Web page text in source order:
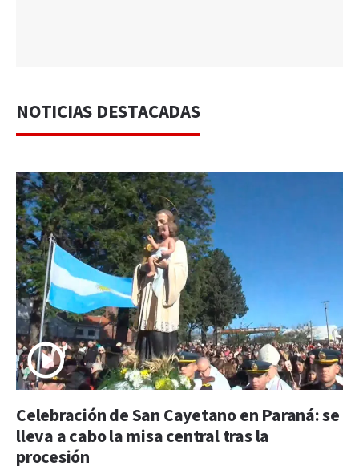
NOTICIAS DESTACADAS
Celebración de San Cayetano en Paraná: se
lleva a cabo la misa central tras la
procesión